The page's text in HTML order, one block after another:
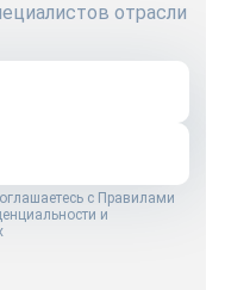
отрасли
с Правилами
и